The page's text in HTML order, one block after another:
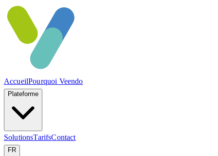
AccueilPourquoi Veendo
Plateforme
SolutionsTarifsContact
FR